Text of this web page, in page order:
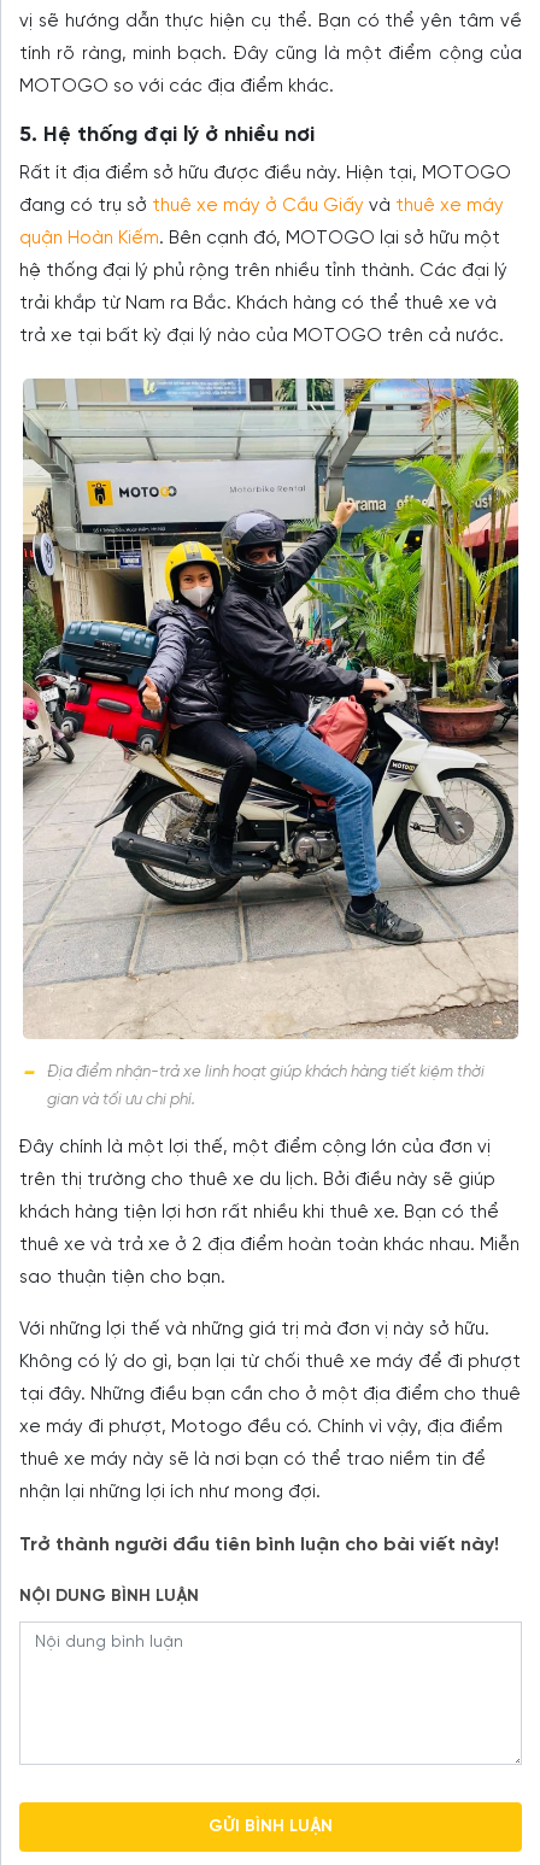
vị sẽ hướng dẫn thực hiện cụ thể. Bạn có thể yên tâm về
tính rõ ràng, minh bạch. Đây cũng là một điểm cộng của
MOTOGO so với các địa điểm khác.
5. Hệ thống đại lý ở nhiều nơi
Rất ít địa điểm sở hữu được điều này. Hiện tại, MOTOGO
đang có trụ sở thuê xe máy ở Cầu Giấy và thuê xe máy
quận Hoàn Kiếm. Bên cạnh đó, MOTOGO lại sở hữu một
hệ thống đại lý phủ rộng trên nhiều tỉnh thành. Các đại lý
trải khắp từ Nam ra Bắc. Khách hàng có thể thuê xe và
trả xe tại bất kỳ đại lý nào của MOTOGO trên cả nước.
Địa điểm nhận-trả xe linh hoạt giúp khách hàng tiết kiệm thời
gian và tối ưu chi phí.
Đây chính là một lợi thế, một điểm cộng lớn của đơn vị
trên thị trường cho thuê xe du lịch. Bởi điều này sẽ giúp
khách hàng tiện lợi hơn rất nhiều khi thuê xe. Bạn có thể
thuê xe và trả xe ở 2 địa điểm hoàn toàn khác nhau. Miễn
sao thuận tiện cho bạn.
Với những lợi thế và những giá trị mà đơn vị này sở hữu.
Không có lý do gì, bạn lại từ chối thuê xe máy để đi phượt
tại đây. Những điều bạn cần cho ở một địa điểm cho thuê
xe máy đi phượt, Motogo đều có. Chính vì vậy, địa điểm
thuê xe máy này sẽ là nơi bạn có thể trao niềm tin để
nhận lại những lợi ích như mong đợi.
Trở thành người đầu tiên bình luận cho bài viết này!
NỘI DUNG BÌNH LUẬN